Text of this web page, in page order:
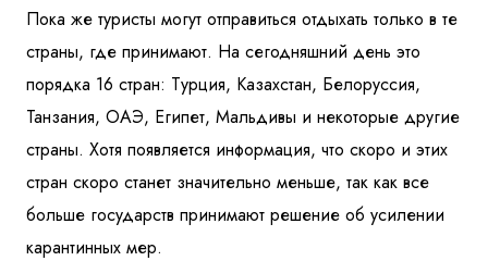
Пока же туристы могут отправиться отдыхать только в те
страны, где принимают. На сегодняшний день это
порядка 16 стран: Турция, Казахстан, Белоруссия,
Танзания, ОАЭ, Египет, Мальдивы и некоторые другие
страны. Хотя появляется информация, что скоро и этих
стран скоро станет значительно меньше, так как все
больше государств принимают решение об усилении
карантинных мер.
Я даю согласие наобработку персональных данных
ознакомленс политикой компании в отношении
обработки персональных данных
Отправить